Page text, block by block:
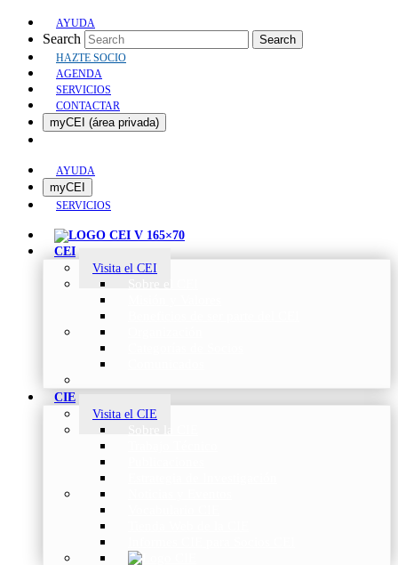
AYUDA
Search Search
HAZTE SOCIO
AGENDA
SERVICIOS
CONTACTAR
myCEI (área privada)
AYUDA
myCEI
SERVICIOS
CEI
Visita el CEI
CIE
Visita el CIE